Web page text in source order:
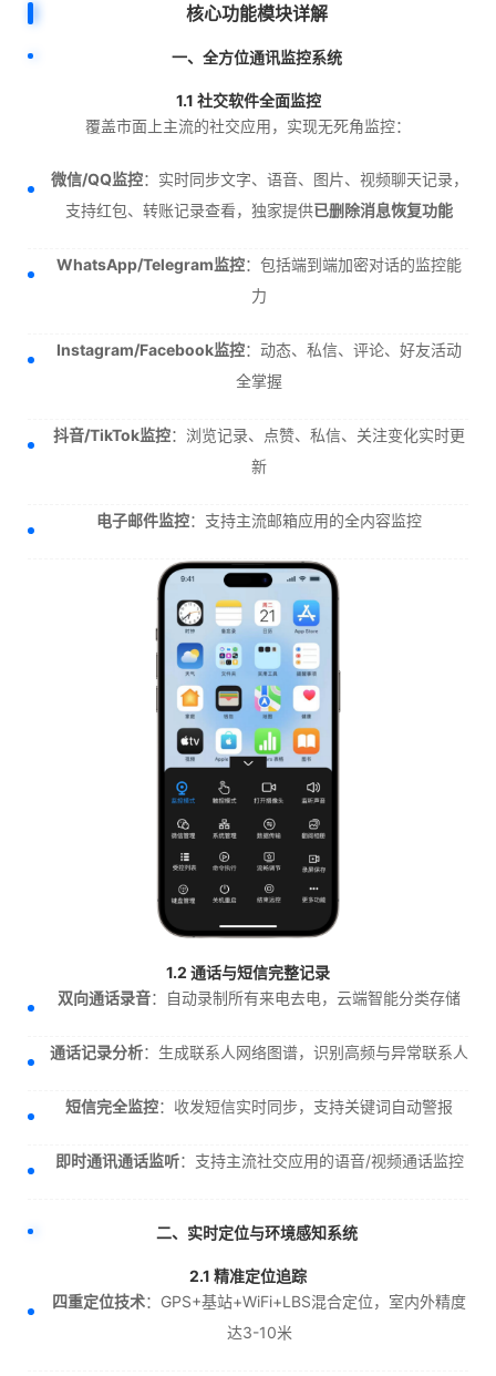
核心功能模块详解
一、全方位通讯监控系统
1.1 社交软件全面监控
覆盖市面上主流的社交应用，实现无死角监控：
微信/QQ监控：实时同步文字、语音、图片、视频聊天记录，
支持红包、转账记录查看，独家提供已删除消息恢复功能
WhatsApp/Telegram监控：包括端到端加密对话的监控能
力
Instagram/Facebook监控：动态、私信、评论、好友活动
全掌握
抖音/TikTok监控：浏览记录、点赞、私信、关注变化实时更
新
电子邮件监控：支持主流邮箱应用的全内容监控
1.2 通话与短信完整记录
双向通话录音：自动录制所有来电去电，云端智能分类存储
通话记录分析：生成联系人网络图谱，识别高频与异常联系人
短信完全监控：收发短信实时同步，支持关键词自动警报
即时通讯通话监听：支持主流社交应用的语音/视频通话监控
二、实时定位与环境感知系统
2.1 精准定位追踪
四重定位技术：GPS+基站+WiFi+LBS混合定位，室内外精度
达3-10米